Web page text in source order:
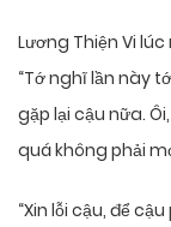
Lương Thiện Vi
“Tớ nghĩ lần này
gặp lại cậu nữa.
quá không phải
“Xin lỗi cậu, để